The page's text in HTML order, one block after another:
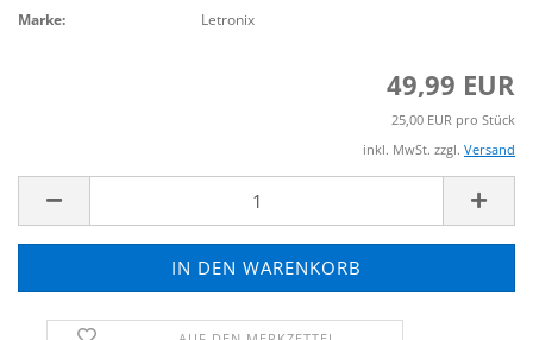
Marke:
Letronix
49,99 EUR
25,00 EUR pro Stück
inkl. MwSt. zzgl. Versand